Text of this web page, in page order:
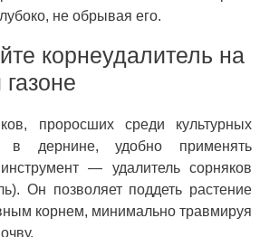
не обрывая его.
корнеудалитель на
проросших среди культурных
в дернине, удобно применять
— удалитель сорняков
Он позволяет поддеть растение
корнем, минимально травмируя